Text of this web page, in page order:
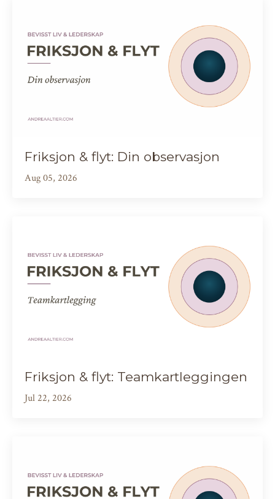
Friksjon & flyt: Din observasjon
Aug 05, 2026
Friksjon & flyt: Teamkartleggingen
Jul 22, 2026